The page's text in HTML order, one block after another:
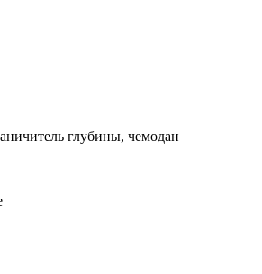
глубины, чемодан